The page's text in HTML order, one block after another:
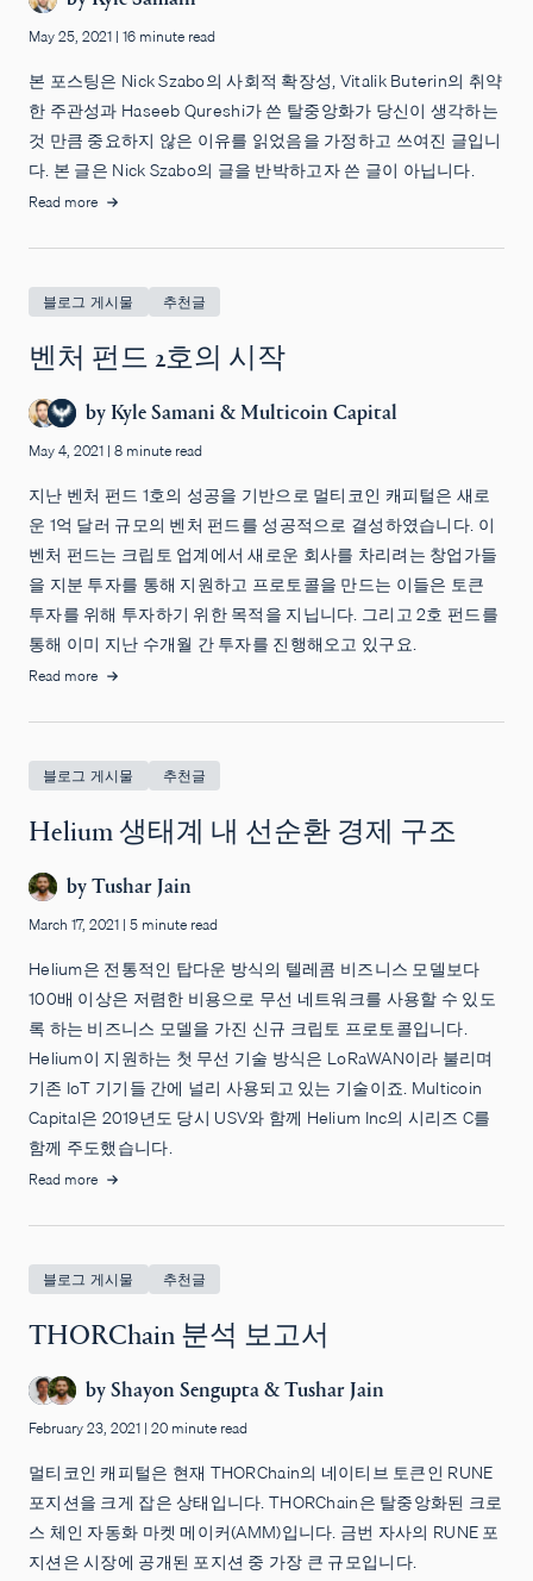
May 25, 2021 | 16 minute read
본 포스팅은 Nick Szabo의 사회적 확장성, Vitalik Buterin의 취약
한 주관성과 Haseeb Qureshi가 쓴 탈중앙화가 당신이 생각하는
것 만큼 중요하지 않은 이유를 읽었음을 가정하고 쓰여진 글입니
다. 본 글은 Nick Szabo의 글을 반박하고자 쓴 글이 아닙니다.
Read more
블로그 게시물 추천글
벤처 펀드 2호의 시작
by Kyle Samani &Multicoin Capital
May 4, 2021 | 8 minute read
지난 벤처 펀드 1호의 성공을 기반으로 멀티코인 캐피털은 새로
운 1억 달러 규모의 벤처 펀드를 성공적으로 결성하였습니다. 이
벤처 펀드는 크립토 업계에서 새로운 회사를 차리려는 창업가들
을 지분 투자를 통해 지원하고 프로토콜을 만드는 이들은 토큰
투자를 위해 투자하기 위한 목적을 지닙니다. 그리고 2호 펀드를
통해 이미 지난 수개월 간 투자를 진행해오고 있구요.
Read more
블로그 게시물 추천글
Helium 생태계 내 선순환 경제 구조
byTushar Jain
March 17, 2021 | 5 minute read
Helium은 전통적인 탑다운 방식의 텔레콤 비즈니스 모델보다
100배 이상은 저렴한 비용으로 무선 네트워크를 사용할 수 있도
록 하는 비즈니스 모델을 가진 신규 크립토 프로토콜입니다.
Helium이 지원하는 첫 무선 기술 방식은 LoRaWAN이라 불리며
기존 IoT 기기들 간에 널리 사용되고 있는 기술이죠. Multicoin
Capital은 2019년도 당시 USV와 함께 Helium Inc의 시리즈 C를
함께 주도했습니다.
Read more
블로그 게시물 추천글
THORChain 분석 보고서
byShayon Sengupta&Tushar Jain
February 23, 2021 | 20 minute read
멀티코인 캐피털은 현재 THORChain의 네이티브 토큰인 RUNE
포지션을 크게 잡은 상태입니다. THORChain은 탈중앙화된 크로
스 체인 자동화 마켓 메이커(AMM)입니다. 금번 자사의 RUNE 포
지션은 시장에 공개된 포지션 중 가장 큰 규모입니다.